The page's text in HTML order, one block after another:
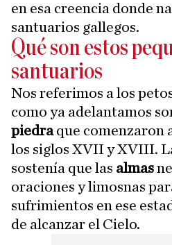
en esa creencia donde
santuarios gallegos.
Qué son estos
santuarios
Nos referimos a los
como ya adelantamos
piedraque comenzaron
los siglos XVII y XVIII.
sostenía que las almas
oraciones y limosnas
sufrimientos en ese
de alcanzar el Cielo.